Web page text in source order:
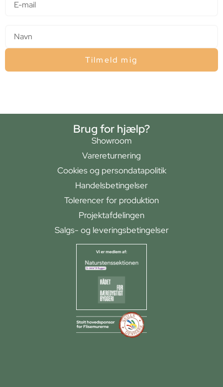
Tilmeld mig
Brug for hjælp?
Showroom
Varereturnering
Cookies og persondatapolitik
Handelsbetingelser
Tolerencer for produktion
Projektafdelingen
Salgs- og leveringsbetingelser